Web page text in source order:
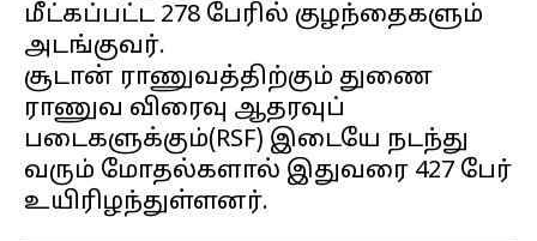
மீட்கப்பட்ட 278 பேரில் குழந்தைகளும்
அடங்குவர்.
சூடான் ராணுவத்திற்கும் துணை
ராணுவ விரைவு ஆதரவுப்
படைகளுக்கும்(RSF) இடையே நடந்து
வரும் மோதல்களால் இதுவரை 427 பேர்